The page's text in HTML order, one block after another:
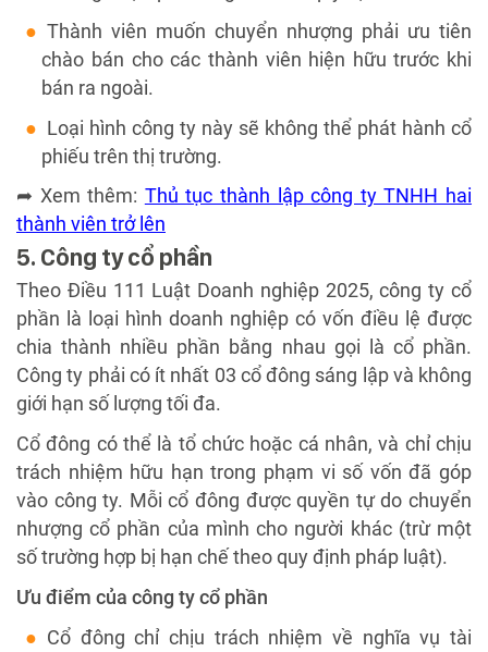
Thành viên muốn chuyển nhượng phải ưu tiên
chào bán cho các thành viên hiện hữu trước khi
bán ra ngoài.
Loại hình công ty này sẽ không thể phát hành cổ
phiếu trên thị trường.
➦ Xem thêm: Thủ tục thành lập công ty TNHH hai
thành viên trở lên
5. Công ty cổ phần
Theo Điều 111 Luật Doanh nghiệp 2025, công ty cổ
phần là loại hình doanh nghiệp có vốn điều lệ được
chia thành nhiều phần bằng nhau gọi là cổ phần.
Công ty phải có ít nhất 03 cổ đông sáng lập và không
giới hạn số lượng tối đa.
Cổ đông có thể là tổ chức hoặc cá nhân, và chỉ chịu
trách nhiệm hữu hạn trong phạm vi số vốn đã góp
vào công ty. Mỗi cổ đông được quyền tự do chuyển
nhượng cổ phần của mình cho người khác (trừ một
số trường hợp bị hạn chế theo quy định pháp luật).
Ưu điểm của công ty cổ phần
Cổ đông chỉ chịu trách nhiệm về nghĩa vụ tài